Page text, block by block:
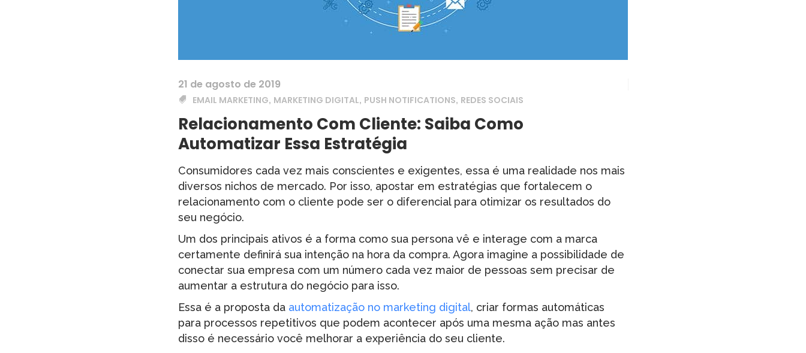
21 de agosto de 2019
EMAIL MARKETING, MARKETING DIGITAL, PUSH NOTIFICATIONS, REDES SOCIAIS
Relacionamento Com Cliente: Saiba Como
Automatizar Essa Estratégia
Consumidores cada vez mais conscientes e exigentes, essa é uma realidade nos mais
diversos nichos de mercado. Por isso, apostar em estratégias que fortalecem o
relacionamento com o cliente pode ser o diferencial para otimizar os resultados do
seu negócio.
Um dos principais ativos é a forma como sua persona vê e interage com a marca
certamente definirá sua intenção na hora da compra. Agora imagine a possibilidade de
conectar sua empresa com um número cada vez maior de pessoas sem precisar de
aumentar a estrutura do negócio para isso.
Essa é a proposta da automatização no marketing digital, criar formas automáticas
para processos repetitivos que podem acontecer após uma mesma ação mas antes
disso é necessário você melhorar a experiência do seu cliente.